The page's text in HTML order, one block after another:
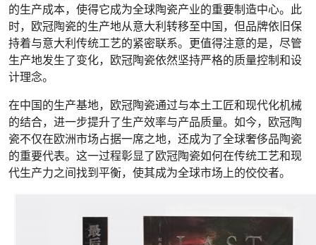
的生产成本，使得它成为全球陶瓷产业的重要制造中心。此
时，欧冠陶瓷的生产地从意大利转移至中国，但品牌依旧保
持着与意大利传统工艺的紧密联系。更值得注意的是，尽管
生产地发生了变化，欧冠陶瓷依然坚持严格的质量控制和设
计理念。
在中国的生产基地，欧冠陶瓷通过与本土工匠和现代化机械
的结合，进一步提升了生产效率与产品质量。如今，欧冠陶
瓷不仅在欧洲市场占据一席之地，还成为了全球奢侈品陶瓷
的重要代表。这一过程彰显了欧冠陶瓷如何在传统工艺和现
代生产力之间找到平衡，使其成为全球市场上的佼佼者。